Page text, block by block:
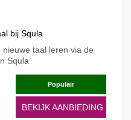
bij Squla
taal leren via de
Squla
Populair
BEKIJK AANBIEDING